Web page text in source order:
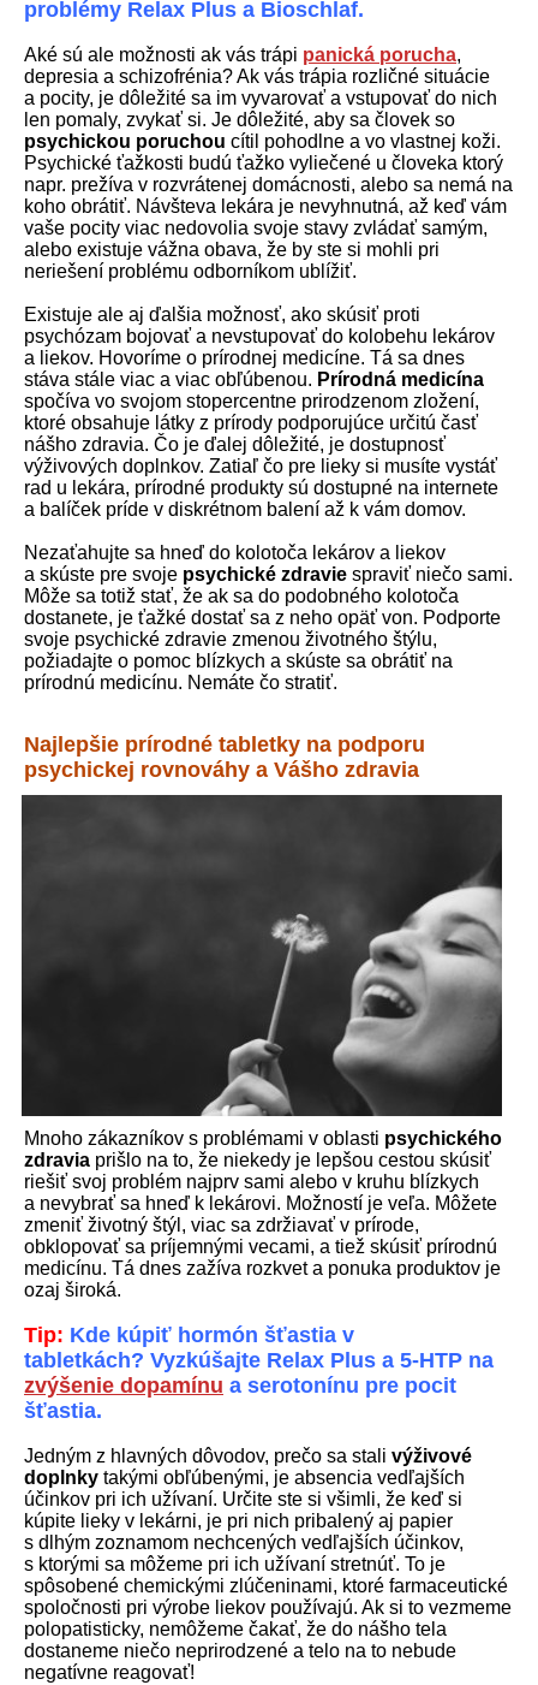
problémy Relax Plus a Bioschlaf.
Aké sú ale možnosti ak vás trápi panická porucha,
depresia a schizofrénia? Ak vás trápia rozličné situácie
a pocity, je dôležité sa im vyvarovať a vstupovať do nich
len pomaly, zvykať si. Je dôležité, aby sa človek so
psychickou poruchou cítil pohodlne a vo vlastnej koži.
Psychické ťažkosti budú ťažko vyliečené u človeka ktorý
napr. prežíva v rozvrátenej domácnosti, alebo sa nemá na
koho obrátiť. Návšteva lekára je nevyhnutná, až keď vám
vaše pocity viac nedovolia svoje stavy zvládať samým,
alebo existuje vážna obava, že by ste si mohli pri
neriešení problému odborníkom ublížiť.
Existuje ale aj ďalšia možnosť, ako skúsiť proti
psychózam bojovať a nevstupovať do kolobehu lekárov
a liekov. Hovoríme o prírodnej medicíne. Tá sa dnes
stáva stále viac a viac obľúbenou. Prírodná medicína
spočíva vo svojom stopercentne prirodzenom zložení,
ktoré obsahuje látky z prírody podporujúce určitú časť
nášho zdravia. Čo je ďalej dôležité, je dostupnosť
výživových doplnkov. Zatiaľ čo pre lieky si musíte vystáť
rad u lekára, prírodné produkty sú dostupné na internete
a balíček príde v diskrétnom balení až k vám domov.
Nezaťahujte sa hneď do kolotoča lekárov a liekov
a skúste pre svoje psychické zdravie spraviť niečo sami.
Môže sa totiž stať, že ak sa do podobného kolotoča
dostanete, je ťažké dostať sa z neho opäť von. Podporte
svoje psychické zdravie zmenou životného štýlu,
požiadajte o pomoc blízkych a skúste sa obrátiť na
prírodnú medicínu. Nemáte čo stratiť.
Najlepšie prírodné tabletky na podporu
psychickej rovnováhy a Vášho zdravia
Mnoho zákazníkov s problémami v oblasti psychického
zdravia prišlo na to, že niekedy je lepšou cestou skúsiť
riešiť svoj problém najprv sami alebo v kruhu blízkych
a nevybrať sa hneď k lekárovi. Možností je veľa. Môžete
zmeniť životný štýl, viac sa zdržiavať v prírode,
obklopovať sa príjemnými vecami, a tiež skúsiť prírodnú
medicínu. Tá dnes zažíva rozkvet a ponuka produktov je
ozaj široká.
Tip: Kde kúpiť hormón šťastia v
tabletkách? Vyzkúšajte Relax Plus a 5-HTP na
zvýšenie dopamínu a serotonínu pre pocit
šťastia.
Jedným z hlavných dôvodov, prečo sa stali výživové
doplnky takými obľúbenými, je absencia vedľajších
účinkov pri ich užívaní. Určite ste si všimli, že keď si
kúpite lieky v lekárni, je pri nich pribalený aj papier
s dlhým zoznamom nechcených vedľajších účinkov,
s ktorými sa môžeme pri ich užívaní stretnúť. To je
spôsobené chemickými zlúčeninami, ktoré farmaceutické
spoločnosti pri výrobe liekov používajú. Ak si to vezmeme
polopatisticky, nemôžeme čakať, že do nášho tela
dostaneme niečo neprirodzené a telo na to nebude
negatívne reagovať!